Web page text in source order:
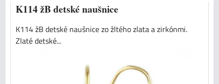
K114 žB detské naušnice
K114 žB detské naušnice zo žltého zlata a zirkónmi.
Zlaté detské...